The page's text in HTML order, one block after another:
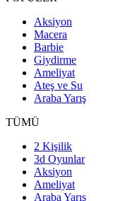
Aksiyon
Macera
Barbie
Giydirme
Ameliyat
Ateş ve Su
Araba Yarış
TÜMÜ
2 Kişilik
3d Oyunlar
Aksiyon
Ameliyat
Araba Yarış